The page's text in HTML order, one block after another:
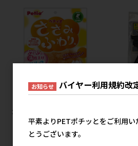
36g
参考上代 367円
［三晃商
お知らせ バイヤー利用規約改
平素よりPETポチッとをご利用
とうございます。